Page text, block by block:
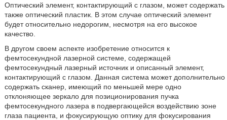
Оптический элемент, контактирующий с глазом, может содержать
также оптический пластик. В этом случае оптический элемент
будет относительно недорогим, несмотря на его высокое
качество.
В другом своем аспекте изобретение относится к
фемтосекундной лазерной системе, содержащей
фемтосекундный лазерный источник и описанный элемент,
контактирующий с глазом. Данная система может дополнительно
содержать сканер, имеющий по меньшей мере одно
отклоняющее зеркало для позиционирования пучка
фемтосекундного лазера в подвергающейся воздействию зоне
глаза пациента, и фокусирующую оптику для фокусирования